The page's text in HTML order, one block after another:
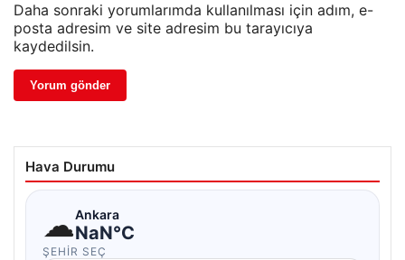
Daha sonraki yorumlarımda kullanılması için adım, e-
posta adresim ve site adresim bu tarayıcıya
kaydedilsin.
Hava Durumu
☁Ankara
NaN°C
ŞEHIR SEÇ